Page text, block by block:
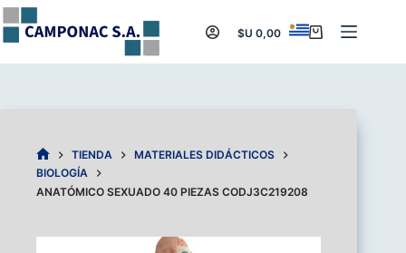
Saltar
al
contenido
Carro
$U 0,00
INICIO
TIENDA
MATERIALES DIDÁCTICOS
BIOLOGÍA
ANATÓMICO SEXUADO 40 PIEZAS CODJ3C219208